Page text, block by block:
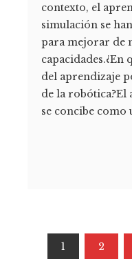
contexto, el
simulación se
para mejorar de
capacidades.¿En
del aprendizaje
de la
se concibe como
1 2